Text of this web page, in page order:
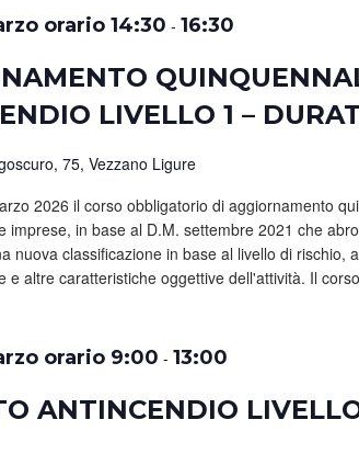
orario 14:30 - 16:30
LIVELLO 1 –
75, Vezzano Ligure
2026 il corso obbligatorio di aggiornamento
imprese, in base al D.M. settembre 2021 che
nuova classificazione in base al livello di rischio,
e altre caratteristiche oggettive dell'attività. Il
orario 9:00 - 13:00
ANTINCENDIO